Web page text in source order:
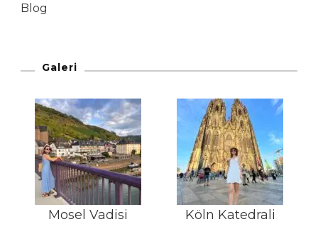
Blog
Galeri
Mosel Vadisi Köln Katedrali